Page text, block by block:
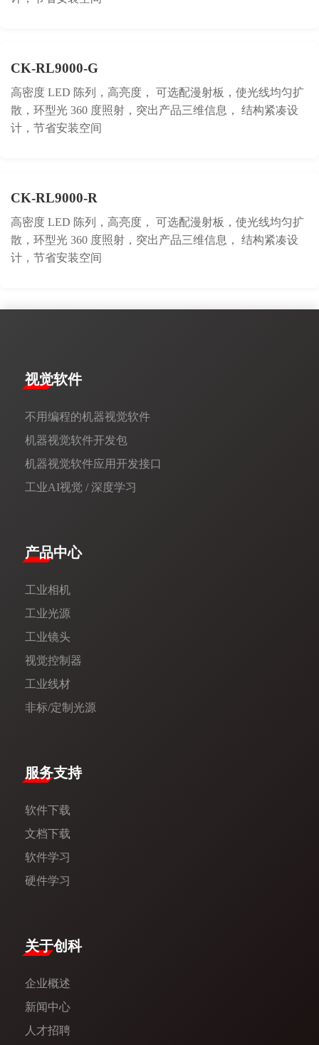
CK-RL9000-G
高密度 LED 陈列，高亮度， 可选配漫射板，使光线均匀扩
散，环型光 360 度照射，突出产品三维信息， 结构紧凑设
计，节省安装空间
CK-RL9000-R
高密度 LED 陈列，高亮度， 可选配漫射板，使光线均匀扩
散，环型光 360 度照射，突出产品三维信息， 结构紧凑设
计，节省安装空间
视觉软件
不用编程的机器视觉软件
机器视觉软件开发包
机器视觉软件应用开发接口
工业AI视觉 / 深度学习
产品中心
工业相机
工业光源
工业镜头
视觉控制器
工业线材
非标/定制光源
服务支持
软件下载
文档下载
软件学习
硬件学习
​关于创科​
企业概述
新闻中心​
人才招聘